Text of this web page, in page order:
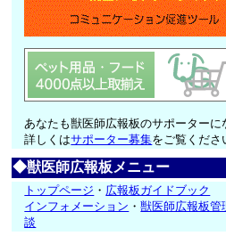
あなたも獣医師広報板のサポーターに
詳しくはサポーター募集をご覧くださ
◆獣医師広報板メニュー
トップページ ・ 広報板ガイドブック
インフォメーション ・獣医師広報板管
談